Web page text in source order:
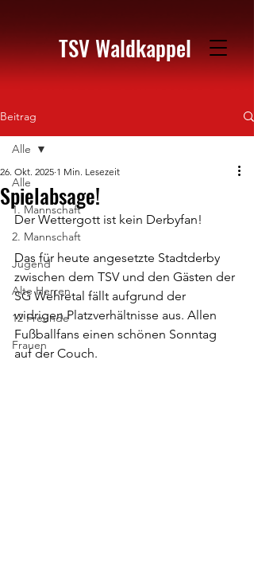
TSV Waldkappel
Beitrag
Alle
1. Mannschaft
2. Mannschaft
Jugend
Alte Herren
12 Freunde
Frauen
Alle
Spielabsage!
26. Okt. 2025 1 Min. Lesezeit
Der Wettergott ist kein Derbyfan!
Das für heute angesetzte Stadtderby
zwischen dem TSV und den Gästen der
SG Wehretal fällt aufgrund der
widrigen Platzverhältnisse aus. Allen
Fußballfans einen schönen Sonntag
auf der Couch.